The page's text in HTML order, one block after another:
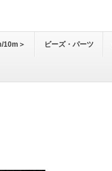
10m＞ ビーズ・パーツ